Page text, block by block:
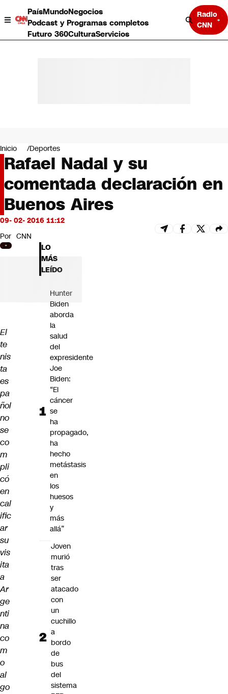
PaísMundoNegocios
Podcast y Programas completos
Futuro 360CulturaServicios
Radio
CNN
Negocios
Deportes
Programas completos
Cultura
Servicios
Bits
CNN tiempo
Futuro 360
Opinión
Inicio Deportes
Rafael Nadal y su
comentada declaración en
Buenos Aires
09- 02- 2016 11:12
Por CNN
El
te
nis
ta
es
pa
ñol
no
se
co
m
pli
có
en
cal
ific
ar
su
vis
ita
a
Ar
ge
nti
na
co
m
o
al
go
LO
MÁS
LEÍDO
Hunter
Biden
aborda
la
salud
del
expresidente
Joe
Biden:
“El
cáncer
se
ha
propagado,
ha
hecho
metástasis
en
los
huesos
y
más
allá”
Joven
murió
tras
ser
atacado
con
un
cuchillo
a
bordo
de
bus
del
sistema